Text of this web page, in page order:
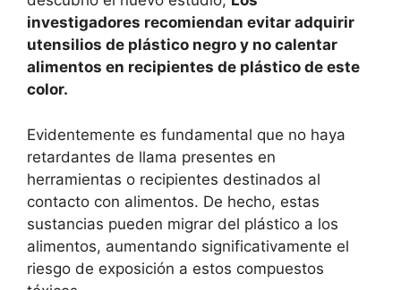
investigadores recomiendan evitar adquirir
utensilios de plástico negro y no calentar
alimentos en recipientes de plástico de este
color.
Evidentemente es fundamental que no haya
retardantes de llama presentes en
herramientas o recipientes destinados al
contacto con alimentos. De hecho, estas
sustancias pueden migrar del plástico a los
alimentos, aumentando significativamente el
riesgo de exposición a estos compuestos